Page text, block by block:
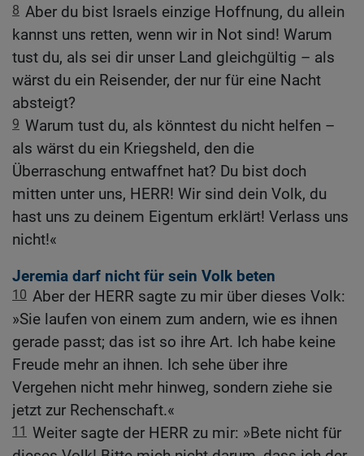
8 Aber du bist Israels einzige Hoffnung, du allein
kannst uns retten, wenn wir in Not sind! Warum
tust du, als sei dir unser Land gleichgültig – als
wärst du ein Reisender, der nur für eine Nacht
absteigt?
9 Warum tust du, als könntest du nicht helfen –
als wärst du ein Kriegsheld, den die
Überraschung entwaffnet hat? Du bist doch
mitten unter uns, HERR! Wir sind dein Volk, du
hast uns zu deinem Eigentum erklärt! Verlass uns
nicht!«
Jeremia darf nicht für sein Volk beten
10 Aber der HERR sagte zu mir über dieses Volk:
»Sie laufen von einem zum andern, wie es ihnen
gerade passt; das ist so ihre Art. Ich habe keine
Freude mehr an ihnen. Ich sehe über ihre
Vergehen nicht mehr hinweg, sondern ziehe sie
jetzt zur Rechenschaft.«
11 Weiter sagte der HERR zu mir: »Bete nicht für